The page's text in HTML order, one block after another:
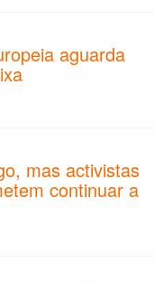
aguarda
mas activistas
continuar a